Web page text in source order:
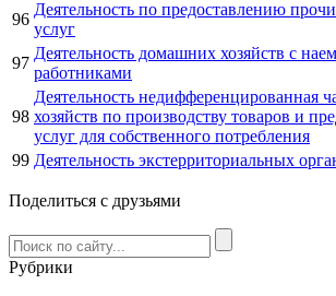
96
Деятельность по предоставлению
услуг
97
Деятельность домашних хозяйств с
работниками
98
Деятельность недифференцированная
хозяйств по производству товаров и
услуг для собственного потребления
99 Деятельность экстерриториальных
Поделиться с друзьями
Рубрики